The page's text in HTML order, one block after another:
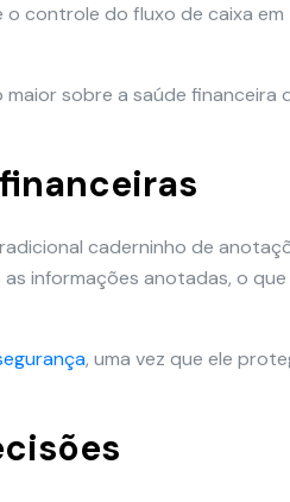
controle do fluxo de caixa em
sobre a saúde financeira
caderninho de
informações anotadas, o
, uma vez que ele